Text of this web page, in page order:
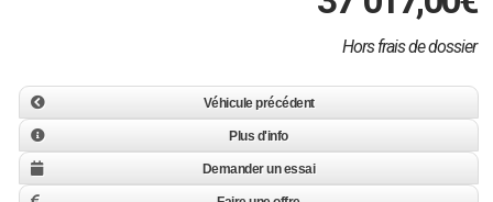
Hors frais de dossier
Véhicule précédent
Plus d'info
Demander un essai